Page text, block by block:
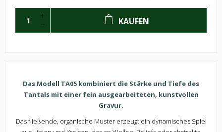
KAUFEN
Das Modell TA05 kombiniert die Stärke und Tiefe des
Tantals mit einer fein ausgearbeiteten, kunstvollen
Gravur.
Das fließende, organische Muster erzeugt ein dynamisches Spiel